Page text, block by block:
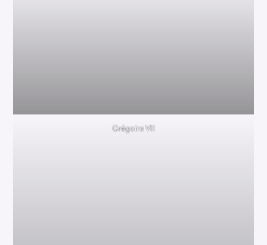
Grégoire VII